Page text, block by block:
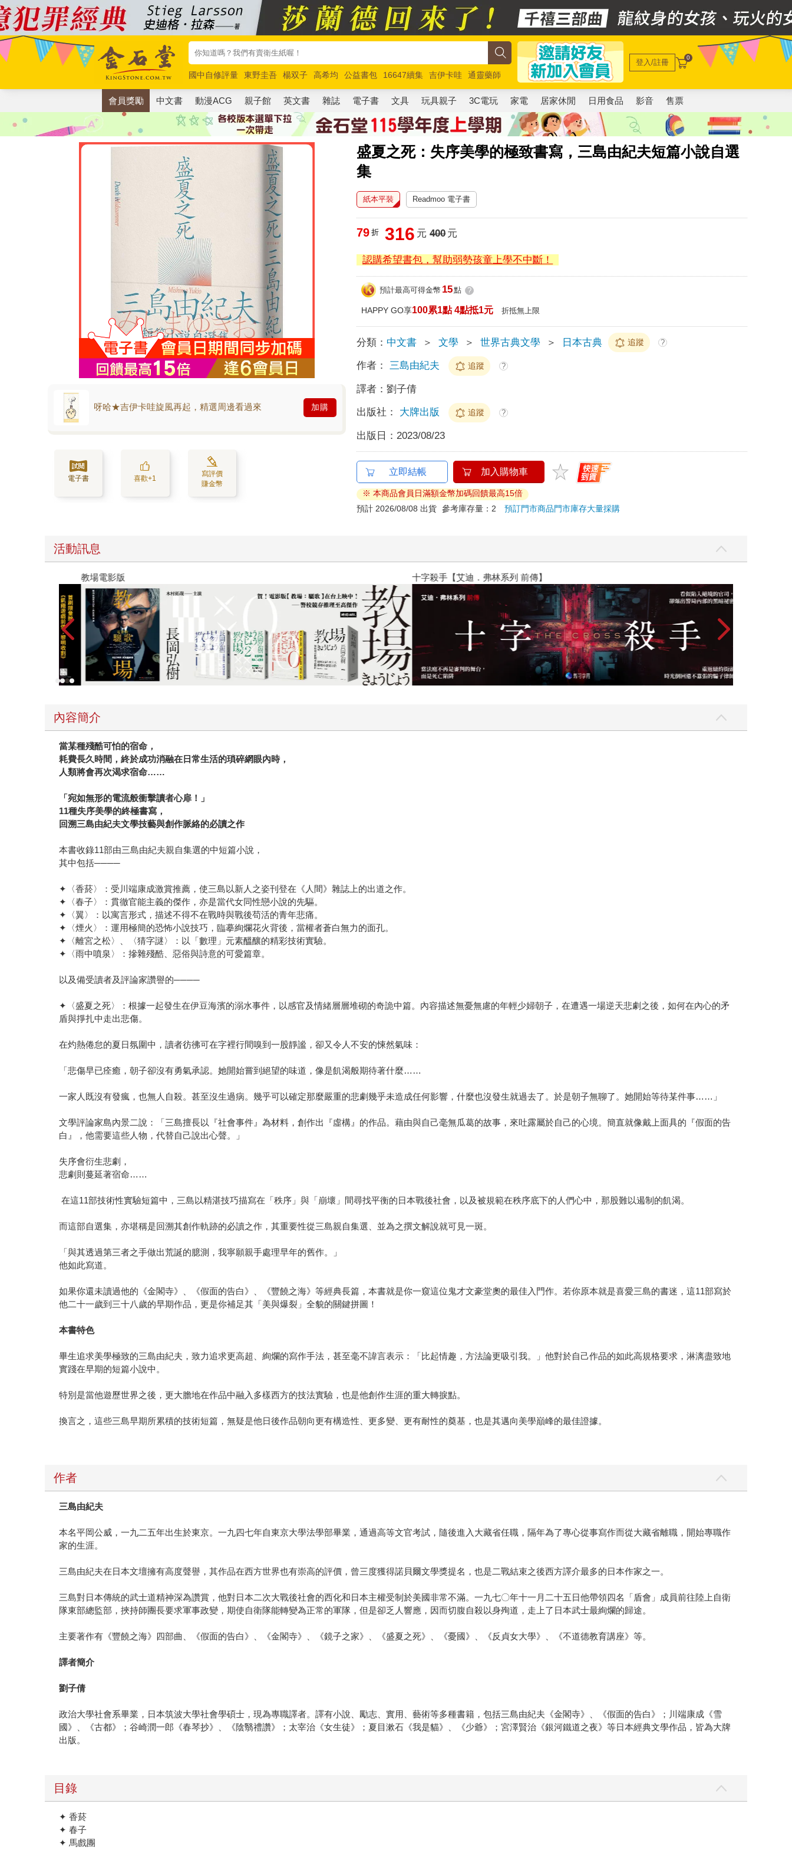
國中自修評量 東野圭吾 楊双子 高希均 公益書包 16647續集 吉伊卡哇
通靈藥師
唯紅花綻放
奧德賽 路邊攤新作 馬斯克 玩具總動員5 超慢跑
登入/註冊 0
會員獎勵 中文書 動漫ACG 親子館 英文書 雜誌 電子書 文具 玩具親子 3C電玩 家電 居家休閒 日用食品 影音 售票
盛夏之死：失序美學的極致書寫，三島由紀夫短篇小說自選
集
呀哈★吉伊卡哇旋風再起，精選周邊看過來 加購
電子書 喜歡+1
寫評價
賺金幣
紙本平裝 Readmoo 電子書
79 折 316 元 400元
認購希望書包，幫助弱勢孩童上學不中斷！
預計最高可得金幣 15點 ?
HAPPY GO享100累1點 4點抵1元 折抵無上限
分類： 中文書 ＞ 文學 ＞ 世界古典文學 ＞ 日本古典 追蹤 ?
作者： 三島由紀夫 追蹤 ?
譯者：劉子倩
出版社： 大牌出版 追蹤 ?
出版日： 2023/08/23
立即結帳 加入購物車
※ 本商品會員日滿額金幣加碼回饋最高15倍
預計 2026/08/08 出貨 參考庫存量：2預訂門市商品門市庫存大量採購
活動訊息
教場電影版 十字殺手【艾迪．弗林系列 前傳】
內容簡介
當某種殘酷可怕的宿命，
耗費長久時間，終於成功消融在日常生活的瑣碎網眼內時，
人類將會再次渴求宿命……
「宛如無形的電流般衝擊讀者心扉！」
11種失序美學的終極書寫，
回溯三島由紀夫文學技藝與創作脈絡的必讀之作
本書收錄11部由三島由紀夫親自集選的中短篇小說，
其中包括────
✦〈香菸〉：受川端康成激賞推薦，使三島以新人之姿刊登在《人間》雜誌上的出道之作。
✦〈春子〉：貫徹官能主義的傑作，亦是當代女同性戀小說的先驅。
✦〈翼〉：以寓言形式，描述不得不在戰時與戰後苟活的青年悲痛。
✦〈煙火〉：運用極簡的恐怖小說技巧，臨摹絢爛花火背後，當權者蒼白無力的面孔。
✦〈離宮之松〉、〈猜字謎〉：以「數理」元素醞釀的精彩技術實驗。
✦〈雨中噴泉〉：摻雜殘酷、惡俗與詩意的可愛篇章。
以及備受讀者及評論家讚譽的────
✦〈盛夏之死〉：根據一起發生在伊豆海濱的溺水事件，以感官及情緒層層堆砌的奇詭中篇。內容描述無憂無慮的年輕少婦朝子，在遭遇一場逆天悲劇之後，如何在內心的矛
盾與掙扎中走出悲傷。
在灼熱倦怠的夏日氛圍中，讀者彷彿可在字裡行間嗅到一股靜謐，卻又令人不安的悚然氣味：
「悲傷早已痊癒，朝子卻沒有勇氣承認。她開始嘗到絕望的味道，像是飢渴般期待著什麼……
一家人既沒有發瘋，也無人自殺。甚至沒生過病。幾乎可以確定那麼嚴重的悲劇幾乎未造成任何影響，什麼也沒發生就過去了。於是朝子無聊了。她開始等待某件事……」
文學評論家島內景二說：「三島擅長以『社會事件』為材料，創作出『虛構』的作品。藉由與自己毫無瓜葛的故事，來吐露屬於自己的心境。簡直就像戴上面具的『假面的告
白』，他需要這些人物，代替自己說出心聲。」
失序會衍生悲劇，
悲劇則蔓延著宿命……
在這11部技術性實驗短篇中，三島以精湛技巧描寫在「秩序」與「崩壞」間尋找平衡的日本戰後社會，以及被規範在秩序底下的人們心中，那股難以遏制的飢渴。
而這部自選集，亦堪稱是回溯其創作軌跡的必讀之作，其重要性從三島親自集選、並為之撰文解說就可見一斑。
「與其透過第三者之手做出荒誕的臆測，我寧願親手處理早年的舊作。」
他如此寫道。
如果你還未讀過他的《金閣寺》、《假面的告白》、《豐饒之海》等經典長篇，本書就是你一窺這位鬼才文豪堂奧的最佳入門作。若你原本就是喜愛三島的書迷，這11部寫於
他二十一歲到三十八歲的早期作品，更是你補足其「美與爆裂」全貌的關鍵拼圖！
本書特色
畢生追求美學極致的三島由紀夫，致力追求更高超、絢爛的寫作手法，甚至毫不諱言表示：「比起情趣，方法論更吸引我。」他對於自己作品的如此高規格要求，淋漓盡致地
實踐在早期的短篇小說中。
特別是當他遊歷世界之後，更大膽地在作品中融入多樣西方的技法實驗，也是他創作生涯的重大轉捩點。
換言之，這些三島早期所累積的技術短篇，無疑是他日後作品朝向更有構造性、更多變、更有耐性的奠基，也是其邁向美學巔峰的最佳證據。
作者
三島由紀夫
本名平岡公威，一九二五年出生於東京。一九四七年自東京大學法學部畢業，通過高等文官考試，隨後進入大藏省任職，隔年為了專心從事寫作而從大藏省離職，開始專職作
家的生涯。
三島由紀夫在日本文壇擁有高度聲譽，其作品在西方世界也有崇高的評價，曾三度獲得諾貝爾文學獎提名，也是二戰結束之後西方譯介最多的日本作家之一。
三島對日本傳統的武士道精神深為讚賞，他對日本二次大戰後社會的西化和日本主權受制於美國非常不滿。一九七〇年十一月二十五日他帶領四名「盾會」成員前往陸上自衛
隊東部總監部，挾持師團長要求軍事政變，期使自衛隊能轉變為正常的軍隊，但是卻乏人響應，因而切腹自殺以身殉道，走上了日本武士最絢爛的歸途。
主要著作有《豐饒之海》四部曲、《假面的告白》、《金閣寺》、《鏡子之家》、《盛夏之死》、《憂國》、《反貞女大學》、《不道德教育講座》等。
譯者簡介
劉子倩
政治大學社會系畢業，日本筑波大學社會學碩士，現為專職譯者。譯有小說、勵志、實用、藝術等多種書籍，包括三島由紀夫《金閣寺》、《假面的告白》；川端康成《雪
國》、《古都》；谷崎潤一郎《春琴抄》、《陰翳禮讚》；太宰治《女生徒》；夏目漱石《我是貓》、《少爺》；宮澤賢治《銀河鐵道之夜》等日本經典文學作品，皆為大牌
出版。
目錄
✦ 香菸
✦ 春子
✦ 馬戲團